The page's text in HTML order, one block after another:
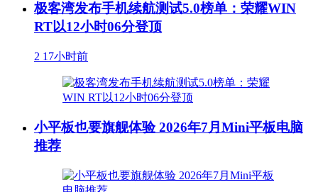
极客湾发布手机续航测试5.0榜单：荣耀WIN
RT以12小时06分登顶
2 17小时前
小平板也要旗舰体验 2026年7月Mini平板电脑
推荐